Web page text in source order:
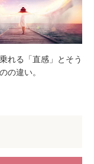
れる「直感」とそう
の違い。